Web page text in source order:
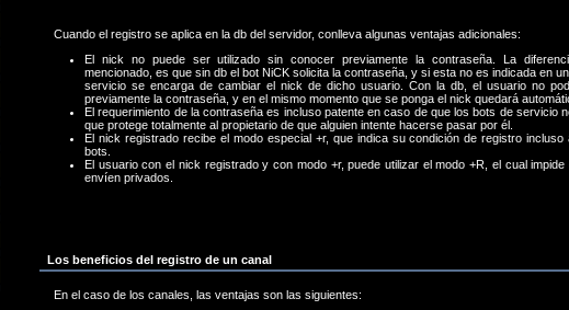
Cuando el registro se aplica en la db del servidor, conlleva algunas ventajas adicionales:
El nick no puede ser utilizado sin conocer previamente la contraseña. La
mencionado, es que sin db el bot NiCK solicita la contraseña, y si esta no es indicada en
servicio se encarga de cambiar el nick de dicho usuario. Con la db, el usuario no
previamente la contraseña, y en el mismo momento que se ponga el nick quedará
El requerimiento de la contraseña es incluso patente en caso de que los bots de servicio
que protege totalmente al propietario de que alguien intente hacerse pasar por él.
El nick registrado recibe el modo especial +r, que indica su condición de registro incluso
bots.
El usuario con el nick registrado y con modo +r, puede utilizar el modo +R, el cual
envíen privados.
Los beneficios del registro de un canal
En el caso de los canales, las ventajas son las siguientes: